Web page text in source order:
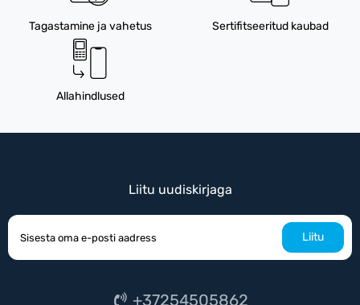
Tagastamine ja vahetus Sertifitseeritud kaubad
Allahindlused
Liitu uudiskirjaga
Liitu
+37254505862